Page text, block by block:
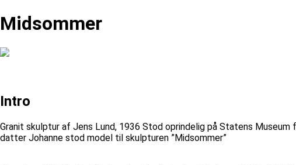
Midsommer
Intro
Granit skulptur af Jens Lund, 1936 Stod oprindelig på Statens
datter Johanne stod model til skulpturen ”Midsommer”